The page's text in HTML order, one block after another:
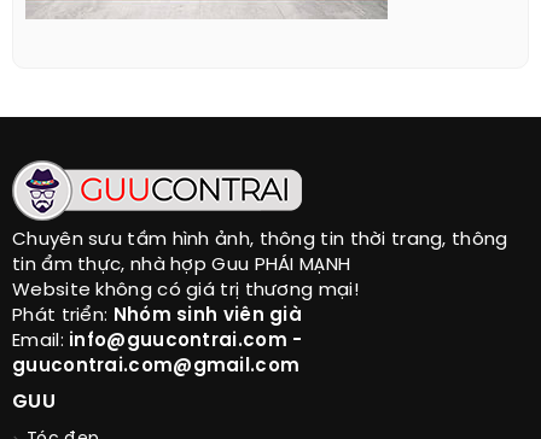
Chuyên sưu tầm hình ảnh, thông tin thời trang, thông
tin ẩm thực, nhà hợp Guu PHÁI MẠNH
Website không có giá trị thương mại!
Phát triển: Nhóm sinh viên già
Email: info@guucontrai.com -
guucontrai.com@gmail.com
GUU